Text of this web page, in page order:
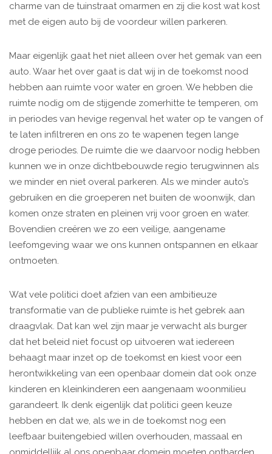
charme van de tuinstraat omarmen en zij die kost wat kost
met de eigen auto bij de voordeur willen parkeren.
Maar eigenlijk gaat het niet alleen over het gemak van een
auto. Waar het over gaat is dat wij in de toekomst nood
hebben aan ruimte voor water en groen. We hebben die
ruimte nodig om de stijgende zomerhitte te temperen, om
in periodes van hevige regenval het water op te vangen of
te laten infiltreren en ons zo te wapenen tegen lange
droge periodes. De ruimte die we daarvoor nodig hebben
kunnen we in onze dichtbebouwde regio terugwinnen als
we minder en niet overal parkeren. Als we minder auto’s
gebruiken en die groeperen net buiten de woonwijk, dan
komen onze straten en pleinen vrij voor groen en water.
Bovendien creëren we zo een veilige, aangename
leefomgeving waar we ons kunnen ontspannen en elkaar
ontmoeten.
Wat vele politici doet afzien van een ambitieuze
transformatie van de publieke ruimte is het gebrek aan
draagvlak. Dat kan wel zijn maar je verwacht als burger
dat het beleid niet focust op uitvoeren wat iedereen
behaagt maar inzet op de toekomst en kiest voor een
herontwikkeling van een openbaar domein dat ook onze
kinderen en kleinkinderen een aangenaam woonmilieu
garandeert. Ik denk eigenlijk dat politici geen keuze
hebben en dat we, als we in de toekomst nog een
leefbaar buitengebied willen overhouden, massaal en